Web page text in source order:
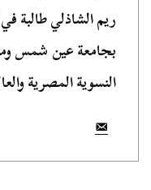
ريم الشاذلي طالبة
بجامعة عين شمس
النسوية المصرية